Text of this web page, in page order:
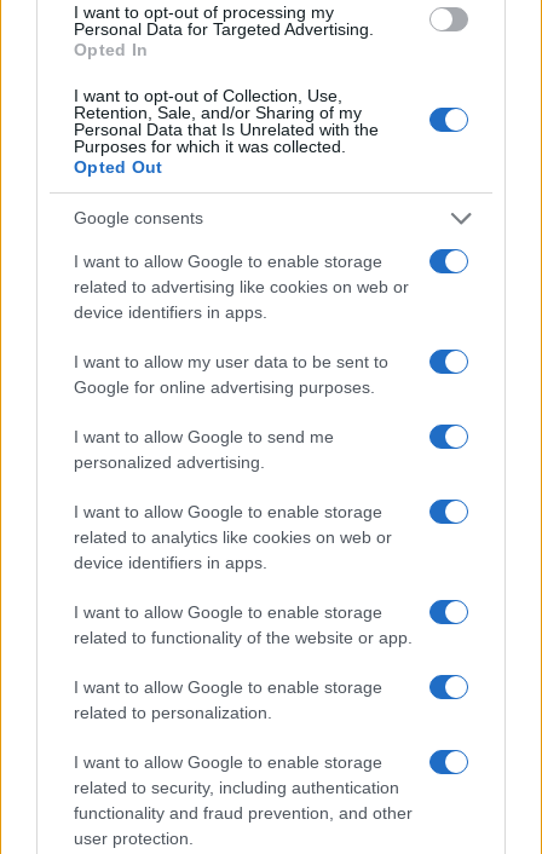
I want to opt-out of processing my
Personal Data for Targeted Advertising.
Opted In
I want to opt-out of Collection, Use,
Retention, Sale, and/or Sharing of my
Personal Data that Is Unrelated with the
Purposes for which it was collected.
Opted Out
Google consents
I want to allow Google to enable storage
related to advertising like cookies on web or
device identifiers in apps.
I want to allow my user data to be sent to
Google for online advertising purposes.
I want to allow Google to send me
personalized advertising.
I want to allow Google to enable storage
related to analytics like cookies on web or
device identifiers in apps.
I want to allow Google to enable storage
related to functionality of the website or app.
I want to allow Google to enable storage
related to personalization.
I want to allow Google to enable storage
related to security, including authentication
functionality and fraud prevention, and other
user protection.
δεκαπενταετή εκπαιδευτική υπηρεσία αντίστοιχα που
υπηρετούν με οργανική θέση στην οικεία Διεύθυνση
άρθρου 37.».